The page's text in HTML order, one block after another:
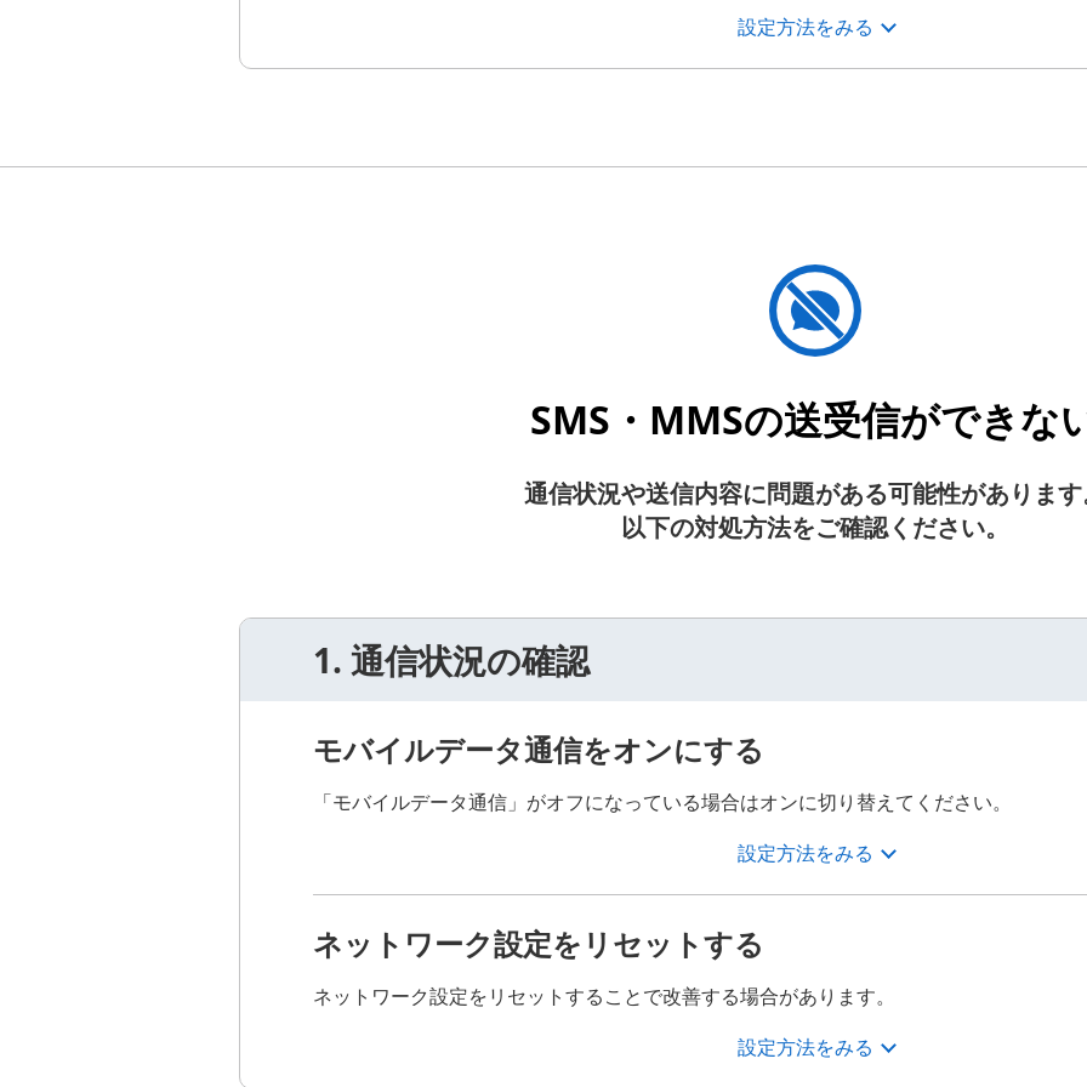
設定方法をみる
SMS・MMSの送受信ができな
通信状況や送信内容に問題がある可能性がありま
以下の対処方法をご確認ください。
1. 通信状況の確認
モバイルデータ通信をオンにする
「モバイルデータ通信」がオフになっている場合はオンに切り替えてください。
設定方法をみる
ネットワーク設定をリセットする
ネットワーク設定をリセットすることで改善する場合があります。
設定方法をみる